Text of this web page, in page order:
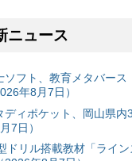
ニュース
ソフト、教育メタバー
年8月7日）
ディポケット、岡山県
7日）
ドリル搭載教材「ライ